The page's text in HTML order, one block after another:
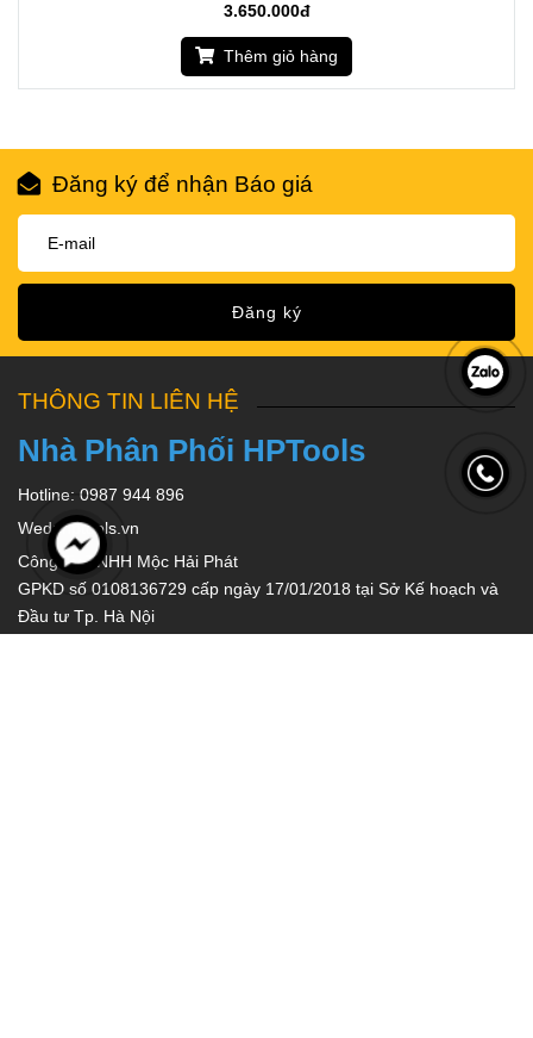
3.650.000đ
Thêm giỏ hàng
Đăng ký để nhận Báo giá
Đăng ký
THÔNG TIN LIÊN HỆ
Nhà Phân Phối HPTools
Hotline: 0987 944 896
Wed: hptools.vn
Công Ty TNHH Mộc Hải Phát
GPKD số 0108136729 cấp ngày 17/01/2018 tại Sở Kế hoạch và
Đầu tư Tp. Hà Nội